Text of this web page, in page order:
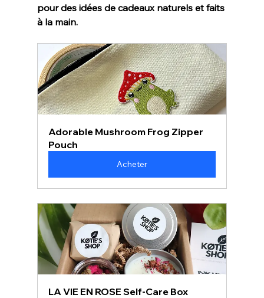
pour des idées de cadeaux naturels et faits
à la main.
Adorable Mushroom Frog Zipper
Pouch
Acheter
LA VIE EN ROSE Self-Care Box